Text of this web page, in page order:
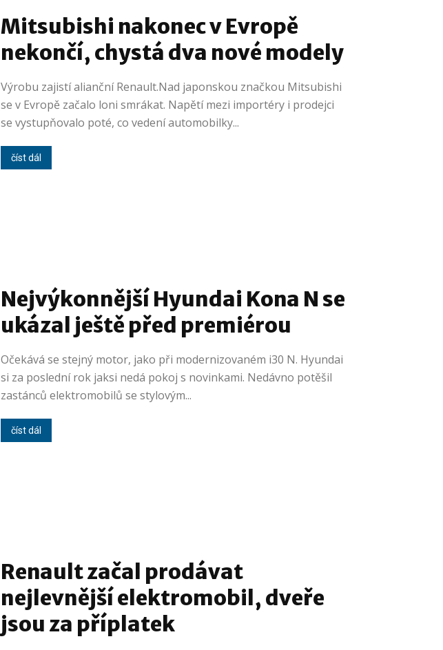
Mitsubishi nakonec v Evropě
nekončí, chystá dva nové modely
Výrobu zajistí alianční Renault.Nad japonskou značkou Mitsubishi
se v Evropě začalo loni smrákat. Napětí mezi importéry i prodejci
se vystupňovalo poté, co vedení automobilky...
číst dál
Nejvýkonnější Hyundai Kona N se
ukázal ještě před premiérou
Očekává se stejný motor, jako při modernizovaném i30 N. Hyundai
si za poslední rok jaksi nedá pokoj s novinkami. Nedávno potěšil
zastánců elektromobilů se stylovým...
číst dál
Renault začal prodávat
nejlevnější elektromobil, dveře
jsou za příplatek